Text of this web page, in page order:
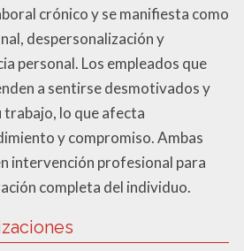
crónico y se manifiesta como
despersonalización y
personal. Los empleados que
a sentirse desmotivados y
trabajo, lo que afecta
y compromiso. Ambas
intervención profesional para
completa del individuo.